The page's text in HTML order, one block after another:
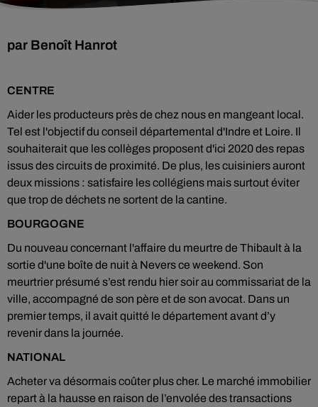
par Benoît Hanrot
CENTRE
Aider les producteurs près de chez nous en mangeant local.
Tel est l'objectif du conseil départemental d'Indre et Loire. Il
souhaiterait que les collèges proposent d'ici 2020 des repas
issus des circuits de proximité. De plus, les cuisiniers auront
deux missions : satisfaire les collégiens mais surtout éviter
que trop de déchets ne sortent de la cantine.
BOURGOGNE
Du nouveau concernant l'affaire du meurtre de Thibault à la
sortie d'une boîte de nuit à Nevers ce weekend. Son
meurtrier présumé s’est rendu hier soir au commissariat de la
ville, accompagné de son père et de son avocat. Dans un
premier temps, il avait quitté le département avant d’y
revenir dans la journée.
NATIONAL
Acheter va désormais coûter plus cher. Le marché immobilier
repart à la hausse en raison de l’envolée des transactions